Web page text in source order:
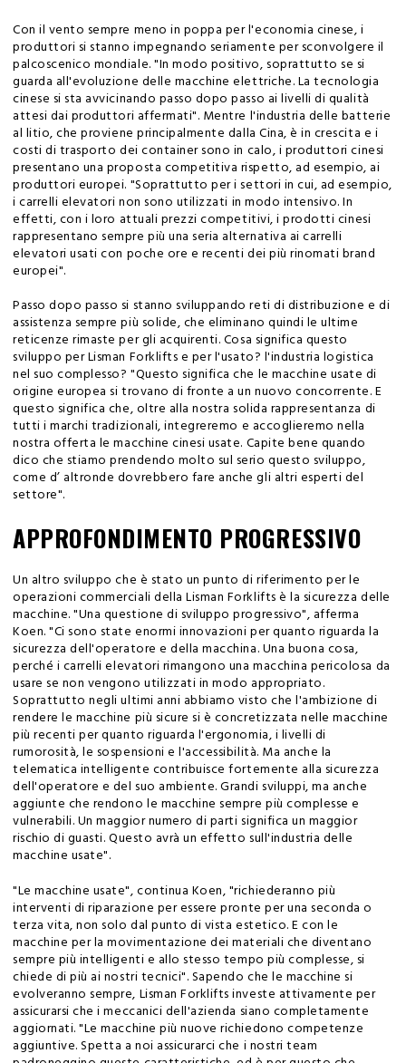
Con il vento sempre meno in poppa per l'economia cinese, i
produttori si stanno impegnando seriamente per sconvolgere il
palcoscenico mondiale. "In modo positivo, soprattutto se si
guarda all'evoluzione delle macchine elettriche. La tecnologia
cinese si sta avvicinando passo dopo passo ai livelli di qualità
attesi dai produttori affermati". Mentre l'industria delle batterie
al litio, che proviene principalmente dalla Cina, è in crescita e i
costi di trasporto dei container sono in calo, i produttori cinesi
presentano una proposta competitiva rispetto, ad esempio, ai
produttori europei. "Soprattutto per i settori in cui, ad esempio,
i carrelli elevatori non sono utilizzati in modo intensivo. In
effetti, con i loro attuali prezzi competitivi, i prodotti cinesi
rappresentano sempre più una seria alternativa ai carrelli
elevatori usati con poche ore e recenti dei più rinomati brand
europei".
Passo dopo passo si stanno sviluppando reti di distribuzione e di
assistenza sempre più solide, che eliminano quindi le ultime
reticenze rimaste per gli acquirenti. Cosa significa questo
sviluppo per Lisman Forklifts e per l'usato? l'industria logistica
nel suo complesso? "Questo significa che le macchine usate di
origine europea si trovano di fronte a un nuovo concorrente. E
questo significa che, oltre alla nostra solida rappresentanza di
tutti i marchi tradizionali, integreremo e accoglieremo nella
nostra offerta le macchine cinesi usate. Capite bene quando
dico che stiamo prendendo molto sul serio questo sviluppo,
come d’ altronde dovrebbero fare anche gli altri esperti del
settore".
APPROFONDIMENTO PROGRESSIVO
Un altro sviluppo che è stato un punto di riferimento per le
operazioni commerciali della Lisman Forklifts è la sicurezza delle
macchine. "Una questione di sviluppo progressivo", afferma
Koen. "Ci sono state enormi innovazioni per quanto riguarda la
sicurezza dell'operatore e della macchina. Una buona cosa,
perché i carrelli elevatori rimangono una macchina pericolosa da
usare se non vengono utilizzati in modo appropriato.
Soprattutto negli ultimi anni abbiamo visto che l'ambizione di
rendere le macchine più sicure si è concretizzata nelle macchine
più recenti per quanto riguarda l'ergonomia, i livelli di
rumorosità, le sospensioni e l'accessibilità. Ma anche la
telematica intelligente contribuisce fortemente alla sicurezza
dell'operatore e del suo ambiente. Grandi sviluppi, ma anche
aggiunte che rendono le macchine sempre più complesse e
vulnerabili. Un maggior numero di parti significa un maggior
rischio di guasti. Questo avrà un effetto sull'industria delle
macchine usate".
"Le macchine usate", continua Koen, "richiederanno più
interventi di riparazione per essere pronte per una seconda o
terza vita, non solo dal punto di vista estetico. E con le
macchine per la movimentazione dei materiali che diventano
sempre più intelligenti e allo stesso tempo più complesse, si
chiede di più ai nostri tecnici". Sapendo che le macchine si
evolveranno sempre, Lisman Forklifts investe attivamente per
assicurarsi che i meccanici dell'azienda siano completamente
aggiornati. "Le macchine più nuove richiedono competenze
aggiuntive. Spetta a noi assicurarci che i nostri team